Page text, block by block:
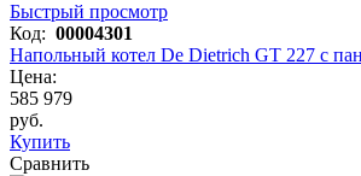
Быстрый просмотр
Код: 00004301
Напольный котел De Dietrich GT 227 с
Цена:
585 979
руб.
Купить
Сравнить